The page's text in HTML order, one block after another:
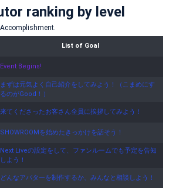
ranking by level
List of Goal
Event Begins!
まずは元気よく自己紹介をしてみよう！（こまめにす
るのがGood！）
来てくださったお客さん全員に挨拶してみよう！
SHOWROOMを始めたきっかけを話そう！
Next Liveの設定をして、ファンルームでも予定を告知
しよう！
どんなアバターを制作するか、みんなと相談しよう！